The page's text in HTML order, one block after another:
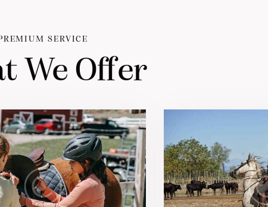
SERVICE
We Offer